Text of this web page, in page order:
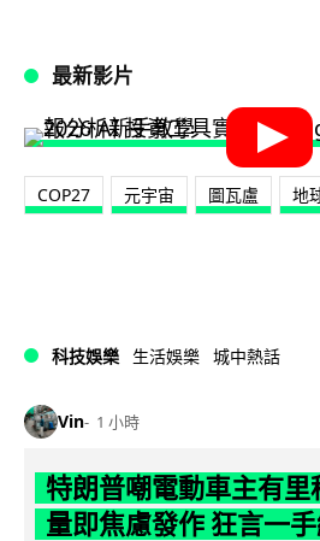
最新影片
COP27 元宇宙 圖瓦盧 地
科技娛樂 生活娛樂 城中熱話
Vin 1 小時
特朗普嘲電動車主有里
量即焦慮發作 狂言一